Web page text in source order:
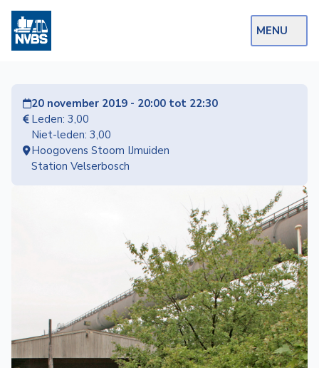
MENU
Op de Rails
NVBS Actueel
Afdelingen
de
NVBS
Wegwijzer
20 november 2019 - 20:00 tot 22:30
Leden: 3,00
Niet-leden: 3,00
Hoogovens Stoom IJmuiden
Station Velserbosch